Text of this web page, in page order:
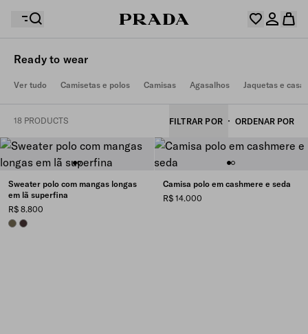
Seu carrinho está vazio
Seu carrinho está vazio
Entre ou crie sua conta pessoal
Sua lista de desejos está vazia. Explore as coleções,
Ready to wear
Ver tudo Camisetas e polos Camisas Agasalhos Jaquetas e
18 PRODUCTS FILTRAR POR ORDENAR POR
Sweater polo com mangas longas
em lã superfina
R$ 8.800
FOREST GREEN
DARK BROWN
Camisa polo em cashmere e seda
R$ 14.000